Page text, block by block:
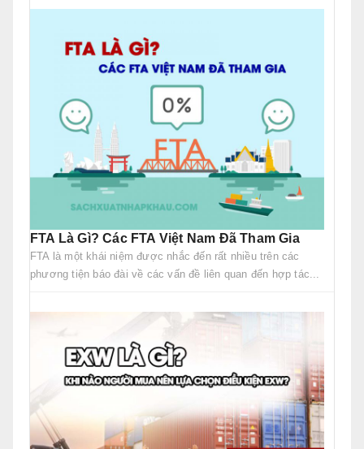
FTA Là Gì? Các FTA Việt Nam Đã Tham Gia
FTA là một khái niệm được nhắc đến rất nhiều trên các
phương tiện báo đài về các vấn đề liên quan đến hợp tác...